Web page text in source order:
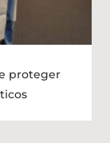
proteger